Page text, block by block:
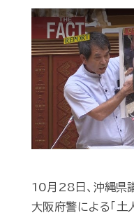
10月28日、沖縄県
大阪府警による「土